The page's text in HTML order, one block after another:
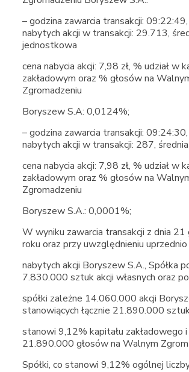
– godzina zawarcia transakcji:
nabytych akcji w transakcji: 29.713,
jednostkowa
cena nabycia akcji: 7,98 zł, % udział w
zakładowym oraz % głosów na
Zgromadzeniu
Boryszew S.A: 0,0124%;
– godzina zawarcia transakcji:
nabytych akcji w transakcji: 287,
cena nabycia akcji: 7,98 zł, % udział w
zakładowym oraz % głosów na
Zgromadzeniu
Boryszew S.A.: 0,0001%;
W wyniku zawarcia transakcji z dnia
roku oraz przy uwzględnieniu uprzednio
nabytych akcji Boryszew S.A., Spółka
7.830.000 sztuk akcji własnych oraz
spółki zależne 14.060.000 akcji
stanowiących łącznie 21.890.000
stanowi 9,12% kapitału zakładowego
21.890.000 głosów na Walnym
Spółki, co stanowi 9,12% ogólnej